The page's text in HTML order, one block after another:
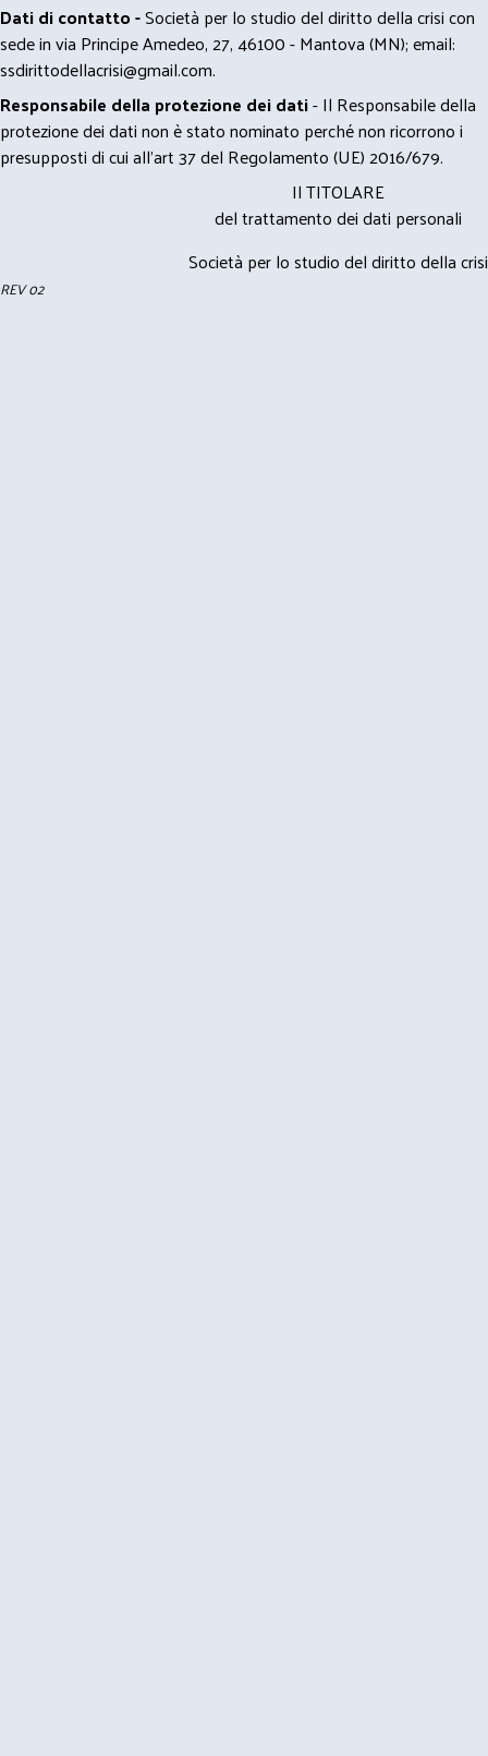
Dati di contatto -Società per lo studio del diritto della crisi con
sede in via Principe Amedeo, 27, 46100 - Mantova (MN); email:
ssdirittodellacrisi@gmail.com.
Responsabile della protezione dei dati- Il Responsabile della
protezione dei dati non è stato nominato perché non ricorrono i
presupposti di cui all’art 37 del Regolamento (UE) 2016/679.
Il TITOLARE
del trattamento dei dati personali
Società per lo studio del diritto della crisi
REV 02